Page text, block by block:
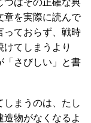
つはその正確な典
章を実際に読んで
っておらず、戦時
てしまうより
「さびしい」と書
しまうのは、たし
物がなくなるよ